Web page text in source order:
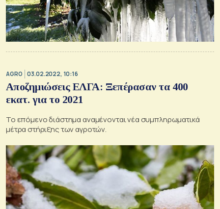
AGRO 03.02.2022, 10:16
Αποζημιώσεις ΕΛΓΑ: Ξεπέρασαν τα 400
εκατ. για το 2021
Το επόμενο διάστημα αναμένονται νέα συμπληρωματικά
μέτρα στήριξης των αγροτών.